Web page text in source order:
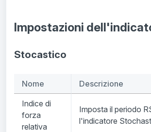
Impostazioni
Stocastico
Nome Descrizione
Indice di
forza
relativa
Imposta il periodo
l'indicatore